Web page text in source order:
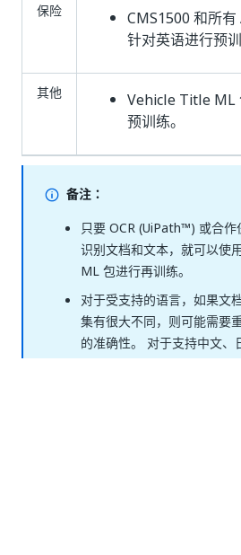
保险
CMS1500 和所
针对英语进行预训
其他
Vehicle Title ML
预训练。
备注：
只要 OCR (UiPath™) 或合作
识别文档和文本，就可以使
ML 包进行再训练。
对于受支持的语言，如果文
集有很大不同，则可能需要
的准确性。 对于支持中文
包，您将需要使用支持这些